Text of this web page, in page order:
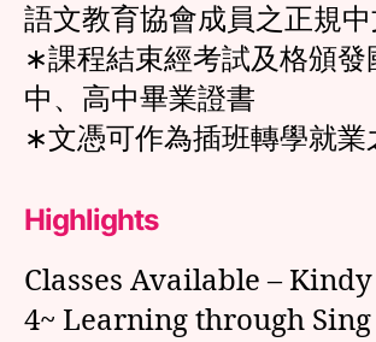
語文教育協會成員之正規
∗課程結束經考試及格頒發
中、高中畢業證書
∗文憑可作為插班轉學就業
Highlights
Classes Available – Kindy
4~ Learning through